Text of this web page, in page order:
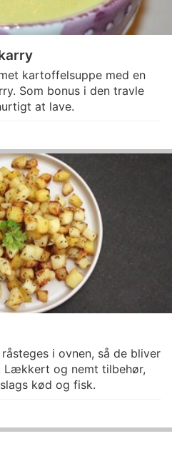
kartoffelsuppe med en
Som bonus i den travle
at lave.
i ovnen, så de bliver
Lækkert og nemt tilbehør,
kød og fisk.